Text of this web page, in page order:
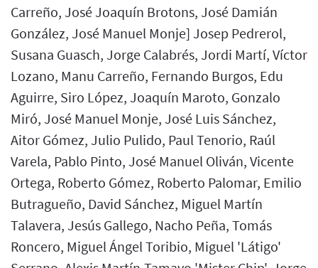
Carreño, José Joaquín Brotons, José Damián
González, José Manuel Monje] Josep Pedrerol,
Susana Guasch, Jorge Calabrés, Jordi Martí, Víctor
Lozano, Manu Carreño, Fernando Burgos, Edu
Aguirre, Siro López, Joaquín Maroto, Gonzalo
Miró, José Manuel Monje, José Luis Sánchez,
Aitor Gómez, Julio Pulido, Paul Tenorio, Raúl
Varela, Pablo Pinto, José Manuel Oliván, Vicente
Ortega, Roberto Gómez, Roberto Palomar, Emilio
Butragueño, David Sánchez, Miguel Martín
Talavera, Jesús Gallego, Nacho Peña, Tomás
Roncero, Miguel Ángel Toribio, Miguel 'Látigo'